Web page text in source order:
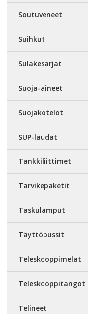
Soutuveneet
Suihkut
Sulakesarjat
Suoja-aineet
Suojakotelot
SUP-laudat
Tankkiliittimet
Tarvikepaketit
Taskulamput
Täyttöpussit
Teleskooppimelat
Teleskooppitangot
Telineet